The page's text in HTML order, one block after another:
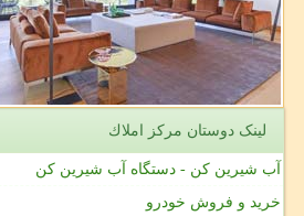
لینک دوستان مركز املاك
آب شیرین کن - دستگاه آب شیرین کن
خرید و فروش خودرو